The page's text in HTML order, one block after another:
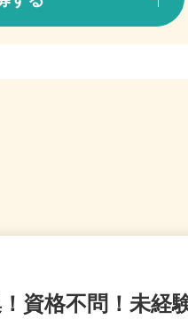
する
資格不問！未経